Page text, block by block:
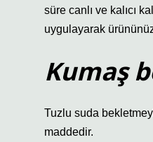
süre canlı ve kalıcı
uygulayarak
Kumaş
Tuzlu suda
maddedir.